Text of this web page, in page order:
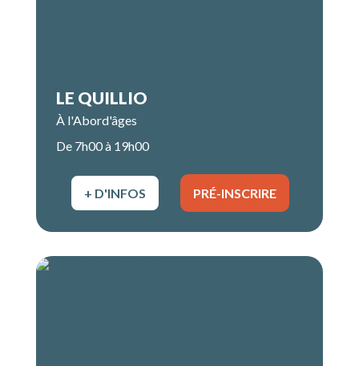
LE QUILLIO
À l'Abord'âges
De 7h00 à 19h00
+ D'INFOS PRÉ-INSCRIRE